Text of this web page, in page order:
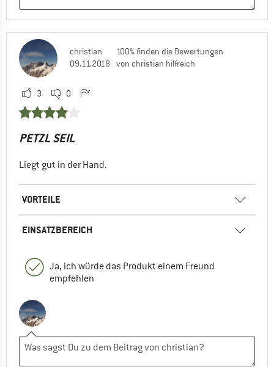
christian
09.11.2018
100% finden die Bewertungen
von christian hilfreich
3 0
PETZL SEIL
Liegt gut in der Hand.
VORTEILE
EINSATZBEREICH
Ja, ich würde das Produkt einem Freund
empfehlen